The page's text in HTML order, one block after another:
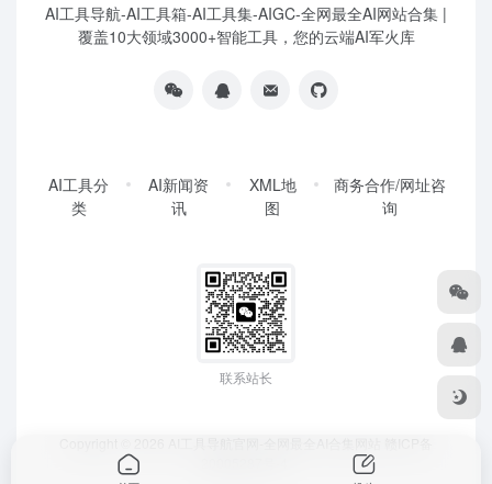
AI工具导航-AI工具箱-AI工具集-AIGC-全网最全AI网站合集 |
覆盖10大领域3000+智能工具，您的云端AI军火库
AI工具分
类
AI新闻资
讯
XML地
图
商务合作/网址咨
询
联系站长